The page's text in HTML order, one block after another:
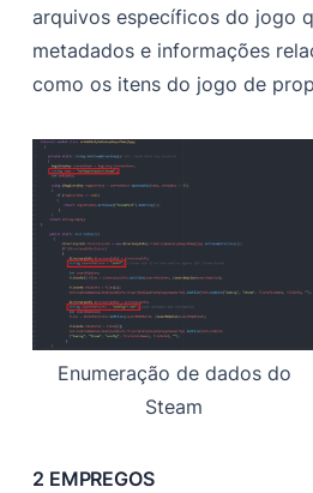
arquivos específicos do jogo
metadados e informações
como os itens do jogo de
Enumeração de dados do
Steam
2 EMPREGOS